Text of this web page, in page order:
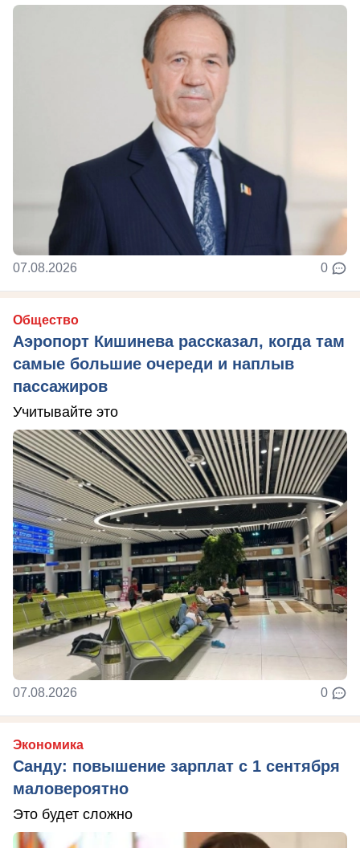
07.08.2026 0
Общество
Аэропорт Кишинева рассказал, когда там
самые большие очереди и наплыв
пассажиров
Учитывайте это
07.08.2026 0
Экономика
Санду: повышение зарплат с 1 сентября
маловероятно
Это будет сложно